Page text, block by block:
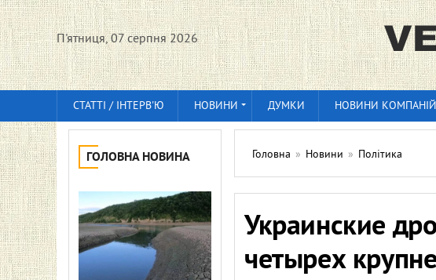
П'ятниця, 07 серпня 2026
СТАТТІ / ІНТЕРВ'Ю НОВИНИ ДУМКИ НОВИНИ КОМПАНІЙ
ГОЛОВНА НОВИНА Головна » Новини » Політика
Украинские
четырех